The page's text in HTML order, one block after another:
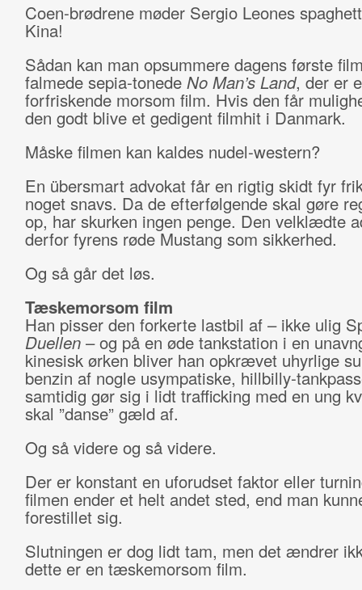
Coen-brødrene møder Sergio Leones
Kina!
Sådan kan man opsummere dagens første
falmede sepia-tonede No Man’s Land, der er
forfriskende morsom film. Hvis den får
den godt blive et gedigent filmhit i Danmark.
Måske filmen kan kaldes nudel-western?
En übersmart advokat får en rigtig skidt fyr
noget snavs. Da de efterfølgende skal gøre
op, har skurken ingen penge. Den velklædte
derfor fyrens røde Mustang som sikkerhed.
Og så går det løs.
Tæskemorsom film
Han pisser den forkerte lastbil af – ikke ulig
Duellen– og på en øde tankstation i en
kinesisk ørken bliver han opkrævet uhyrlige
benzin af nogle usympatiske, hillbilly-
samtidig gør sig i lidt trafficking med en ung
skal ”danse” gæld af.
Og så videre og så videre.
Der er konstant en uforudset faktor eller
filmen ender et helt andet sted, end man
forestillet sig.
Slutningen er dog lidt tam, men det ændrer
dette er en tæskemorsom film.